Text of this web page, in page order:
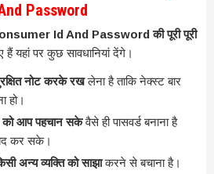
Password
Id And Password की पूरी पूरी
यहां पर कुछ सावधानियां देंगे।
नोट करके रखलेना है ताकि नेक्स्ट बार
हो।
को आप पहचान सकेवैसे ही पासवर्ड बनाना है
कर सके।
अन्य व्यक्ति को साझाकरने से बचाना है।